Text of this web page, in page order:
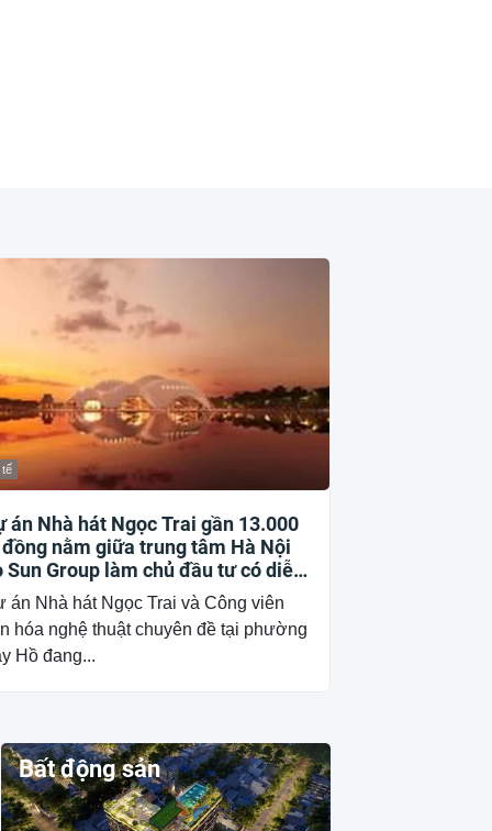
tế
án Nhà hát Ngọc Trai gần 13.000
nằm giữa trung tâm Hà Nội
Sun Group làm chủ đầu tư có diễn
mới
án Nhà hát Ngọc Trai và Công viên
hóa nghệ thuật chuyên đề tại phường
Hồ đang...
Bất động sản